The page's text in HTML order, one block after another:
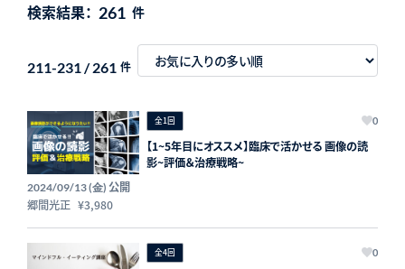
検索結果： 261 件
211-231 / 261 件
全1回 0
【1~5年目にオススメ】臨床で活かせる 画像の読
影~評価＆治療戦略~
2024/09/13 (金) 公開
郷間光正 ¥3,980
全4回 0